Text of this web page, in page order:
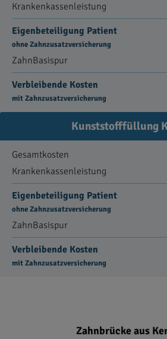
Krankenkassenleistung
Eigenbeteiligung Patient
ohne Zahnzusatzversicherung
ZahnBasispur
Verbleibende Kosten
mit Zahnzusatzversicherung
Kunststofffüllung
Gesamtkosten
Krankenkassenleistung
Eigenbeteiligung Patient
ohne Zahnzusatzversicherung
ZahnBasispur
Verbleibende Kosten
mit Zahnzusatzversicherung
Zahnbrücke aus